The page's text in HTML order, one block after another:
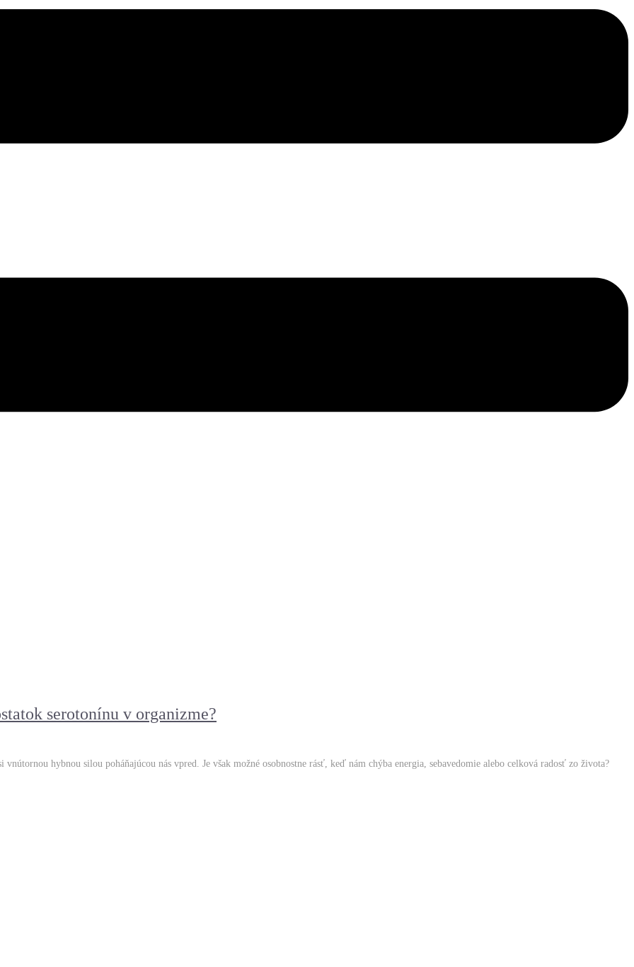
serotonínu v organizme?
hybnou silou poháňajúcou nás vpred. Je však možné osobnostne rásť, keď nám chýba energia, sebavedomie alebo celková radosť zo života?